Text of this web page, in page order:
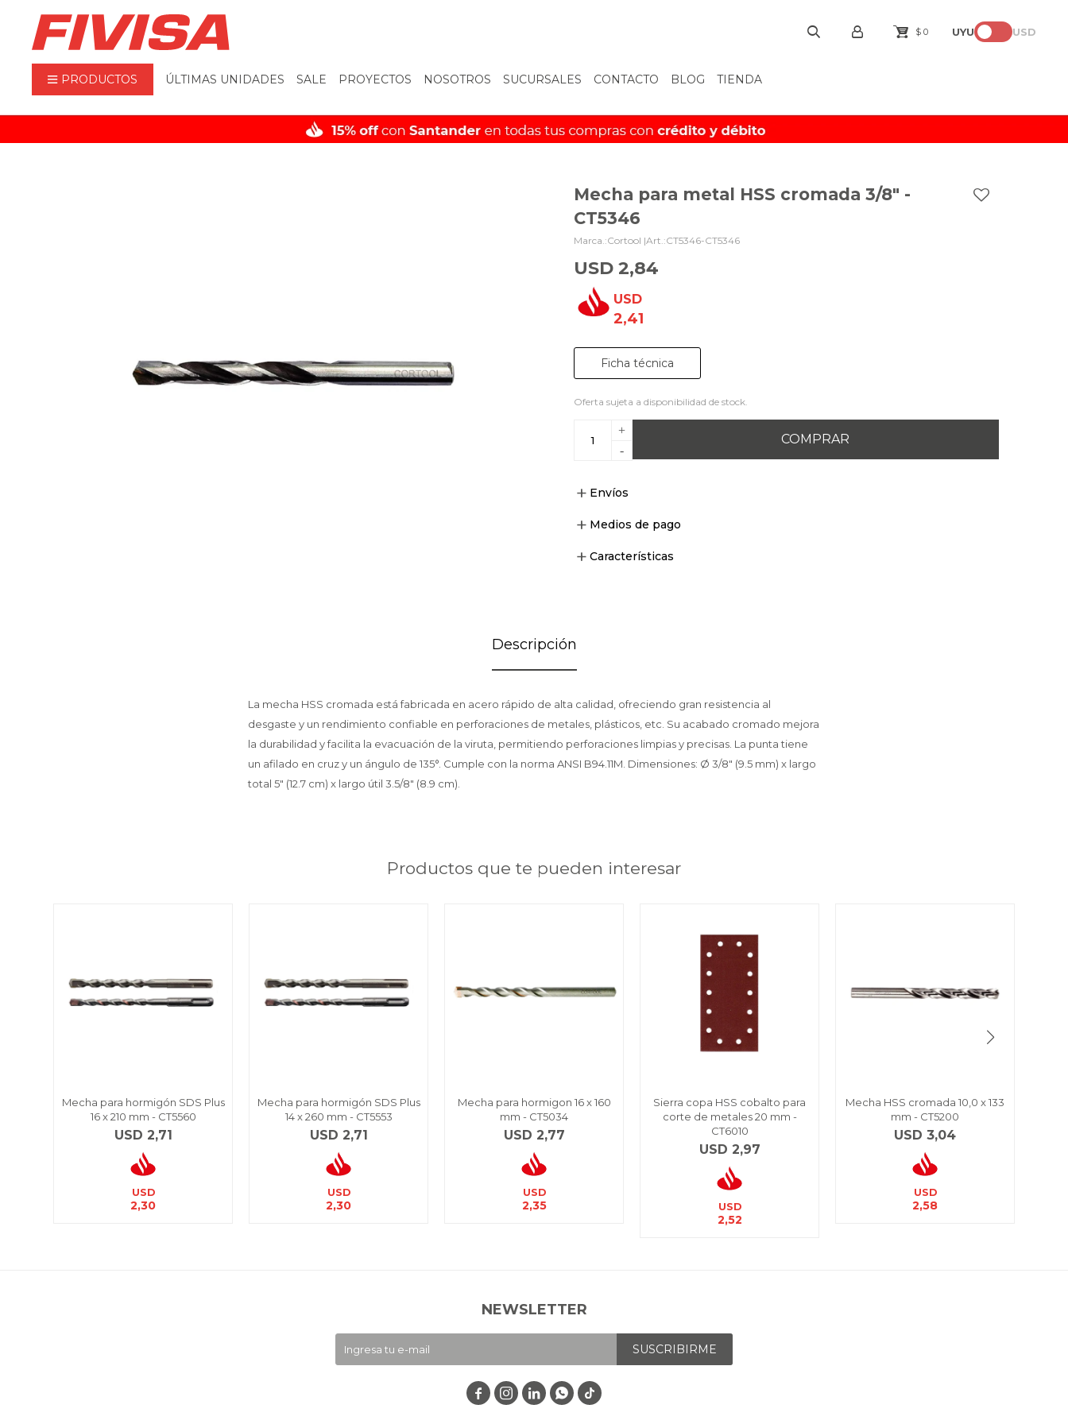
PRODUCTOS ÚLTIMAS UNIDADES SALE PROYECTOS NOSOTROS SUCURSALES CONTACTO BLOG TIENDA
$ 0 UYU USD
Mecha para metal HSS cromada 3/8" -
CT5346
Cortool | CT5346-CT5346
USD 2,84
USD
2,41
Ficha técnica
Oferta sujeta a disponibilidad de stock.
+
-
COMPRAR
Envíos
Medios de pago
Características
Descripción
La mecha HSS cromada está fabricada en acero rápido de alta calidad, ofreciendo gran resistencia al
desgaste y un rendimiento confiable en perforaciones de metales, plásticos, etc. Su acabado cromado mejora
la durabilidad y facilita la evacuación de la viruta, permitiendo perforaciones limpias y precisas. La punta tiene
un afilado en cruz y un ángulo de 135°. Cumple con la norma ANSI B94.11M. Dimensiones: Ø 3/8" (9.5 mm) x largo
total 5" (12.7 cm) x largo útil 3.5/8" (8.9 cm).
Productos que te pueden interesar
Mecha para hormigón SDS Plus
16 x 210 mm - CT5560
USD 2,71
USD
2,30
Mecha para hormigón SDS Plus
14 x 260 mm - CT5553
USD 2,71
USD
2,30
Mecha para hormigon 16 x 160
mm - CT5034
USD 2,77
USD
2,35
Sierra copa HSS cobalto para
corte de metales 20 mm -
CT6010
USD 2,97
USD
2,52
Mecha HSS cromada 10,0 x 133
mm - CT5200
USD 3,04
USD
2,58
NEWSLETTER
SUSCRIBIRME
   